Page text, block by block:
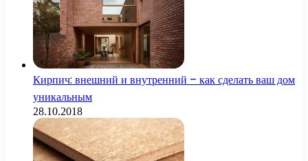
Кирпич: внешний и внутренний – как сделать ваш дом
уникальным
28.10.2018